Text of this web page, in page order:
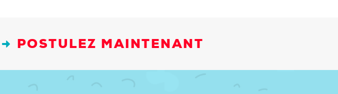
POSTULEZ MAINTENANT